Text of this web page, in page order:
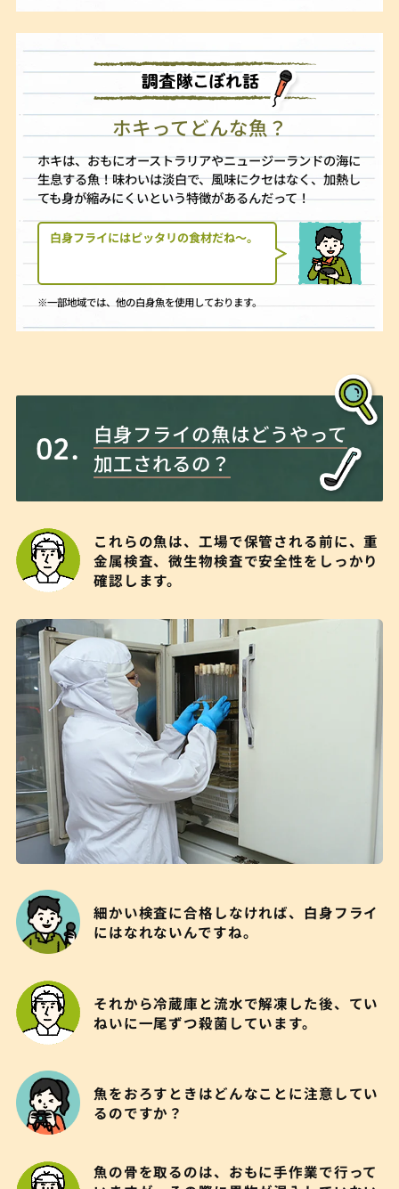
ホキってどんな魚？
ホキは、おもにオーストラリアやニュージーランドの海に
生息する魚！味わいは淡白で、風味にクセはなく、加熱し
ても身が縮みにくいという特徴があるんだって！
白身フライにはピッタリの食材だね〜。
※一部地域では、他の白身魚を使用しております。
白身フライの魚はどうやって
加工されるの？
これらの魚は、工場で保管される前に、重
金属検査、微生物検査で安全性をしっかり
確認します。
細かい検査に合格しなければ、白身フライ
にはなれないんですね。
それから冷蔵庫と流水で解凍した後、てい
ねいに一尾ずつ殺菌しています。
魚をおろすときはどんなことに注意してい
るのですか？
魚の骨を取るのは、おもに手作業で行って